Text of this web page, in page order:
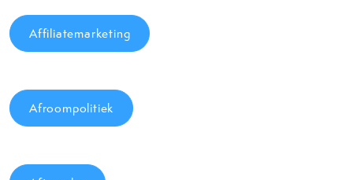
Affiliatemarketing
Afroompolitiek